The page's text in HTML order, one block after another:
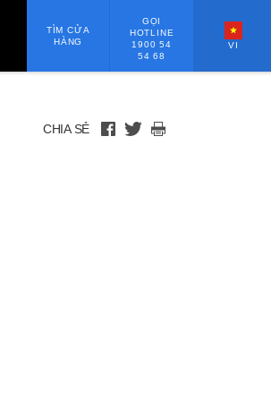
TÌM CỬA
HÀNG
GỌI
HOTLINE
1900 54
54 68
VI
CHIA SẺ